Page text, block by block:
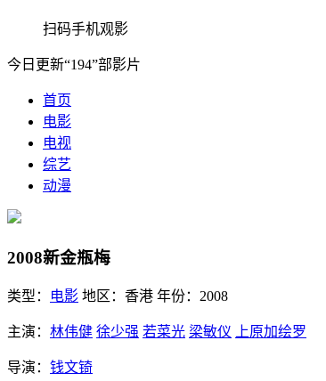
扫码手机观影
今日更新“194”部影片
首页
电影
电视
综艺
动漫
2008新金瓶梅
类型： 电影 地区： 香港 年份： 2008
主演： 林伟健 徐少强 若菜光 梁敏仪 上原加绘罗
导演： 钱文锜